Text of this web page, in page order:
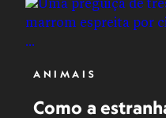
ANIMAIS
Como a